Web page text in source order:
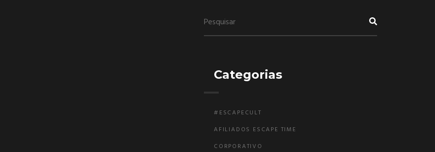
Categorias
#ESCAPECULT
AFILIADOS ESCAPE TIME
CORPORATIVO